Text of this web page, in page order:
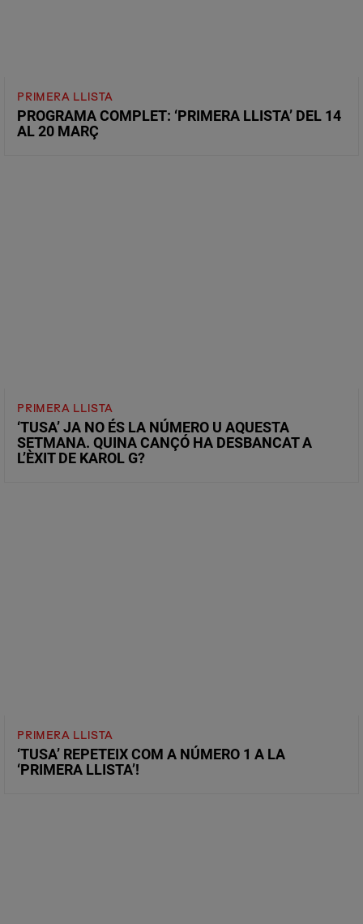
PRIMERA LLISTA
PROGRAMA COMPLET: ‘PRIMERA LLISTA’ DEL 14
AL 20 MARÇ
PRIMERA LLISTA
‘TUSA’ JA NO ÉS LA NÚMERO U AQUESTA
SETMANA. QUINA CANÇÓ HA DESBANCAT A
L’ÈXIT DE KAROL G?
PRIMERA LLISTA
‘TUSA’ REPETEIX COM A NÚMERO 1 A LA
‘PRIMERA LLISTA’!